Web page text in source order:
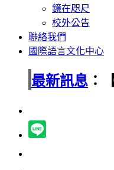
鏡在咫尺
校外公告
聯絡我們
國際語言文化中心
最新訊息 ：